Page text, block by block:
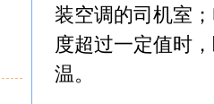
装空调的司机室
度超过一定值时
温。